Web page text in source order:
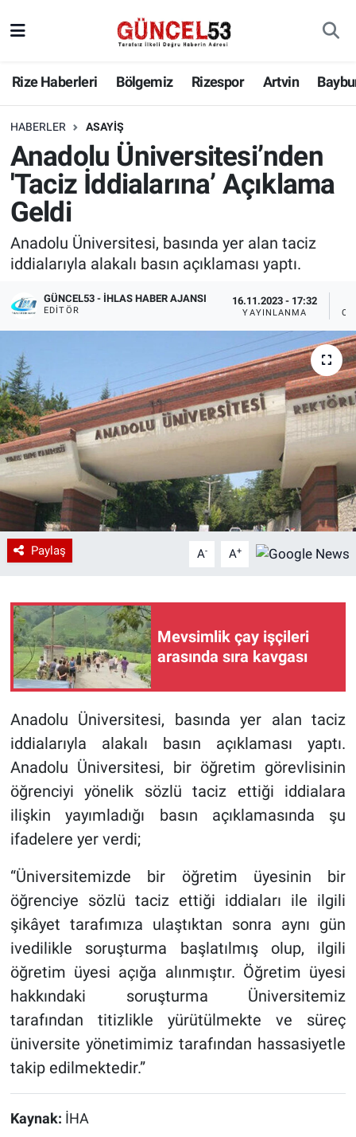
Rize Haberleri Bölgemiz Rizespor Artvin
HABERLER ASAYIŞ
Anadolu Üniversitesi’nden
'Taciz İddialarına’ Açıklama
Geldi
Anadolu Üniversitesi, basında yer alan taciz
iddialarıyla alakalı basın açıklaması yaptı.
GÜNCEL53 - İHLAS HABER AJANSI
EDITÖR
16.11.2023 - 17:32
YAYINLANMA
Paylaş A- A+
Mevsimlik çay işçileri
arasında sıra kavgası
Anadolu Üniversitesi, basında yer alan taciz
iddialarıyla alakalı basın açıklaması yaptı.
Anadolu Üniversitesi, bir öğretim görevlisinin
öğrenciyi yönelik sözlü taciz ettiği iddialara
ilişkin yayımladığı basın açıklamasında şu
ifadelere yer verdi;
“Üniversitemizde bir öğretim üyesinin bir
öğrenciye sözlü taciz ettiği iddiaları ile ilgili
şikâyet tarafımıza ulaştıktan sonra aynı gün
ivedilikle soruşturma başlatılmış olup, ilgili
öğretim üyesi açığa alınmıştır. Öğretim üyesi
hakkındaki soruşturma Üniversitemiz
tarafından titizlikle yürütülmekte ve süreç
üniversite yönetimimiz tarafından hassasiyetle
takip edilmektedir.”
Kaynak: İHA